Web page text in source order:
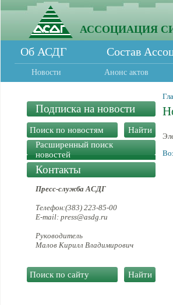
АССОЦИАЦИЯ
Об АСДГ Состав
Новости Анонс актов
Подписка на новости
Расширенный поиск
новостей
Контакты
Пресс-служба АСДГ
Телефон:(383) 223-85-00
E-mail: press@asdg.ru
Руководитель
Малов Кирилл Владимирович